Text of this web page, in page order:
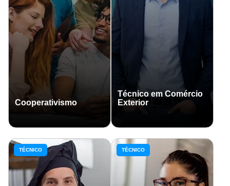
Cooperativismo
Técnico em Comércio
Exterior
TÉCNICO TÉCNICO